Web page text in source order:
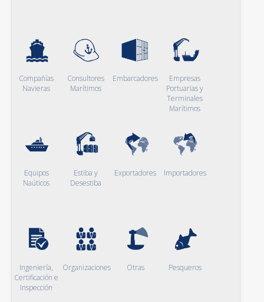
Compañías
Navieras
Consultores
Marítimos
Embarcadores
Empresas
Portuarias y
Terminales
Marítimos
Equipos
Naúticos
Estiba y
Desestiba
Exportadores Importadores
Ingeniería,
Certificación e
Inspección
Organizaciones Otras Pesqueros